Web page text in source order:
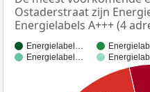
Ostaderstraat zijn
Energielabels A+++ (4
Energielabel…
Energielabel…